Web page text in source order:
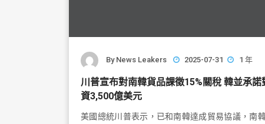
By News Leakers 2025-07-31 1 年
川普宣布對南韓貨品課徵15%關稅 韓並承諾
資3,500億美元
美國總統川普表示，已和南韓達成貿易協議，南